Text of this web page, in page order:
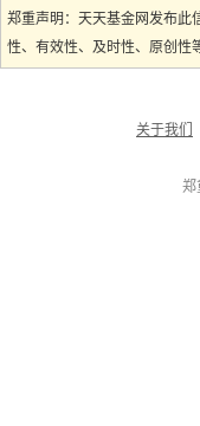
郑重声明：天天基金网发布此
性、有效性、及时性、原创性
关于我们
郑